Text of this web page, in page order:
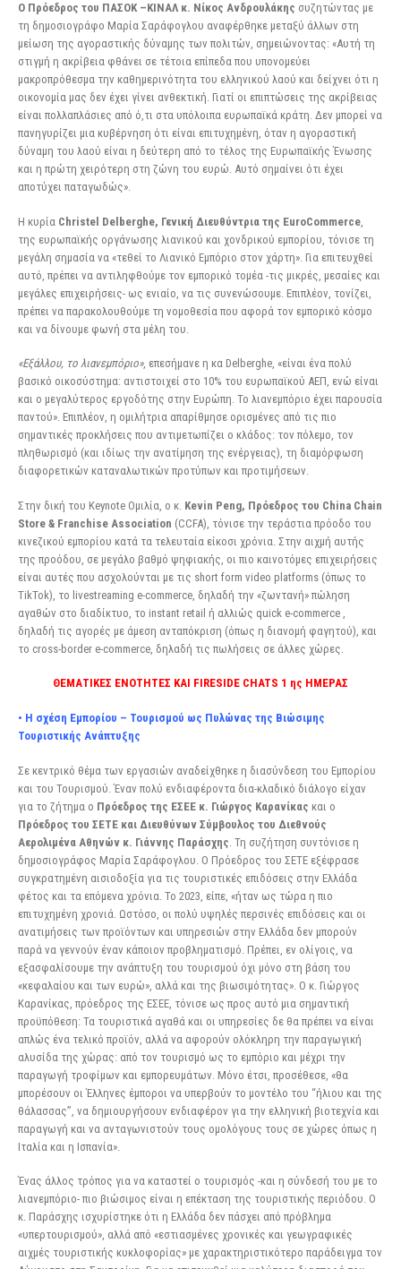
Ο Πρόεδρος του ΠΑΣΟΚ –ΚΙΝΑΛ κ. Νίκος Ανδρουλάκης συζητώντας με
τη δημοσιογράφο Μαρία Σαράφογλου αναφέρθηκε μεταξύ άλλων στη
μείωση της αγοραστικής δύναμης των πολιτών, σημειώνοντας: «Αυτή τη
στιγμή η ακρίβεια φθάνει σε τέτοια επίπεδα που υπονομεύει
μακροπρόθεσμα την καθημερινότητα του ελληνικού λαού και δείχνει ότι η
οικονομία μας δεν έχει γίνει ανθεκτική. Γιατί οι επιπτώσεις της ακρίβειας
είναι πολλαπλάσιες από ό,τι στα υπόλοιπα ευρωπαϊκά κράτη. Δεν μπορεί να
πανηγυρίζει μια κυβέρνηση ότι είναι επιτυχημένη, όταν η αγοραστική
δύναμη του λαού είναι η δεύτερη από το τέλος της Ευρωπαϊκής Ένωσης
και η πρώτη χειρότερη στη ζώνη του ευρώ. Αυτό σημαίνει ότι έχει
αποτύχει παταγωδώς».
Η κυρία Christel Delberghe, Γενική Διευθύντρια της EuroCommerce
της ευρωπαϊκής οργάνωσης λιανικού και χονδρικού εμπορίου, τόνισε τη
μεγάλη σημασία να «τεθεί το Λιανικό Εμπόριο στον χάρτη». Για επιτευχθεί
αυτό, πρέπει να αντιληφθούμε τον εμπορικό τομέα -τις μικρές, μεσαίες και
μεγάλες επιχειρήσεις- ως ενιαίο, να τις συνενώσουμε. Επιπλέον, τονίζει,
πρέπει να παρακολουθούμε τη νομοθεσία που αφορά τον εμπορικό κόσμο
και να δίνουμε φωνή στα μέλη του.
«Εξάλλου, το λιανεμπόριο», επεσήμανε η κα Delberghe, «είναι ένα πολύ
βασικό οικοσύστημα: αντιστοιχεί στο 10% του ευρωπαϊκού ΑΕΠ, ενώ είναι
και ο μεγαλύτερος εργοδότης στην Ευρώπη. Το λιανεμπόριο έχει παρουσία
παντού». Επιπλέον, η ομιλήτρια απαρίθμησε ορισμένες από τις πιο
σημαντικές προκλήσεις που αντιμετωπίζει ο κλάδος: τον πόλεμο, τον
πληθωρισμό (και ιδίως την ανατίμηση της ενέργειας), τη διαμόρφωση
διαφορετικών καταναλωτικών προτύπων και προτιμήσεων.
Στην δική του Keynote Ομιλία, ο κ. Kevin Peng, Πρόεδρος του China Chain
Store & Franchise Association (CCFA), τόνισε την τεράστια πρόοδο του
κινεζικού εμπορίου κατά τα τελευταία είκοσι χρόνια. Στην αιχμή αυτής
της προόδου, σε μεγάλο βαθμό ψηφιακής, οι πιο καινοτόμες επιχειρήσεις
είναι αυτές που ασχολούνται με τις short form video platforms (όπως το
TikTok), το livestreaming e-commerce, δηλαδή την «ζωντανή» πώληση
αγαθών στο διαδίκτυο, το instant retail ή αλλιώς quick e-commerce ,
δηλαδή τις αγορές με άμεση ανταπόκριση (όπως η διανομή φαγητού), και
το cross-border e-commerce, δηλαδή τις πωλήσεις σε άλλες χώρες.
ΘΕΜΑΤΙΚΕΣ ΕΝΟΤΗΤΕΣ ΚΑΙ FIRESIDE CHATS 1 ης ΗΜΕΡΑΣ
• Η σχέση Εμπορίου – Τουρισμού ως Πυλώνας της Βιώσιμης
Τουριστικής Ανάπτυξης
Σε κεντρικό θέμα των εργασιών αναδείχθηκε η διασύνδεση του Εμπορίου
και του Τουρισμού. Έναν πολύ ενδιαφέροντα δια-κλαδικό διάλογο είχαν
για το ζήτημα ο Πρόεδρος της ΕΣΕΕ κ. Γιώργος Καρανίκας και ο
Πρόεδρος του ΣΕΤΕ και Διευθύνων Σύμβουλος του Διεθνούς
Αερολιμένα Αθηνών κ. Γιάννης Παράσχης . Τη συζήτηση συντόνισε η
δημοσιογράφος Μαρία Σαράφογλου. Ο Πρόεδρος του ΣΕΤΕ εξέφρασε
συγκρατημένη αισιοδοξία για τις τουριστικές επιδόσεις στην Ελλάδα
φέτος και τα επόμενα χρόνια. Το 2023, είπε, «ήταν ως τώρα η πιο
επιτυχημένη χρονιά. Ωστόσο, οι πολύ υψηλές περσινές επιδόσεις και οι
ανατιμήσεις των προϊόντων και υπηρεσιών στην Ελλάδα δεν μπορούν
παρά να γεννούν έναν κάποιον προβληματισμό. Πρέπει, εν ολίγοις, να
εξασφαλίσουμε την ανάπτυξη του τουρισμού όχι μόνο στη βάση του
«κεφαλαίου και των ευρώ», αλλά και της βιωσιμότητας». Ο κ. Γιώργος
Καρανίκας, πρόεδρος της ΕΣΕΕ, τόνισε ως προς αυτό μια σημαντική
προϋπόθεση: Τα τουριστικά αγαθά και οι υπηρεσίες δε θα πρέπει να είναι
απλώς ένα τελικό προϊόν, αλλά να αφορούν ολόκληρη την παραγωγική
αλυσίδα της χώρας: από τον τουρισμό ως το εμπόριο και μέχρι την
παραγωγή τροφίμων και εμπορευμάτων. Μόνο έτσι, προσέθεσε, «θα
μπορέσουν οι Έλληνες έμποροι να υπερβούν το μοντέλο του “ήλιου και της
θάλασσας”, να δημιουργήσουν ενδιαφέρον για την ελληνική βιοτεχνία και
παραγωγή και να ανταγωνιστούν τους ομολόγους τους σε χώρες όπως η
Ιταλία και η Ισπανία».
Ένας άλλος τρόπος για να καταστεί ο τουρισμός -και η σύνδεσή του με το
λιανεμπόριο- πιο βιώσιμος είναι η επέκταση της τουριστικής περιόδου. Ο
κ. Παράσχης ισχυρίστηκε ότι η Ελλάδα δεν πάσχει από πρόβλημα
«υπερτουρισμού», αλλά από «εστιασμένες χρονικές και γεωγραφικές
αιχμές τουριστικής κυκλοφορίας» με χαρακτηριστικότερο παράδειγμα τον